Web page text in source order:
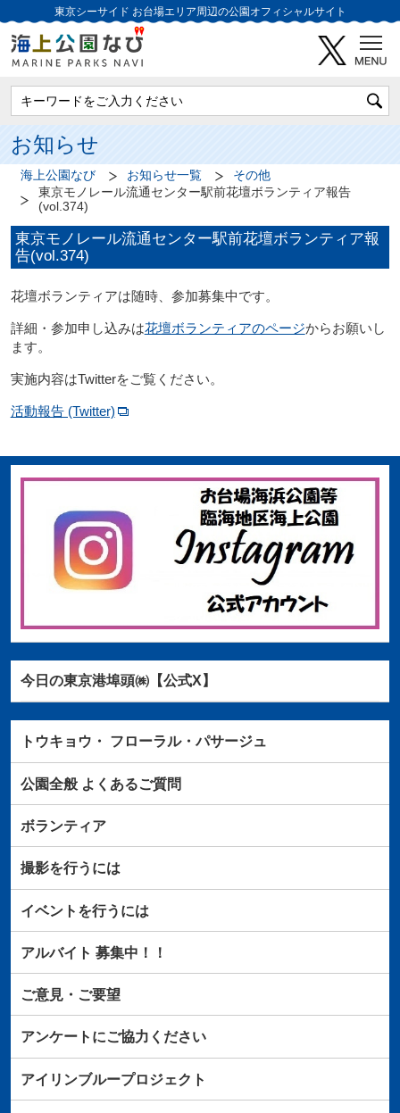
東京シーサイド お台場エリア周辺の公園オフィシャルサイト
お知らせ
海上公園なび お知らせ一覧
その他
東京モノレール流通センター駅前花壇ボランティア報告
(vol.374)
東京モノレール流通センター駅前花壇ボランティア報
告(vol.374)
花壇ボランティアは随時、参加募集中です。
詳細・参加申し込みは花壇ボランティアのページからお願いし
ます。
実施内容はTwitterをご覧ください。
活動報告 (Twitter)
今日の東京港埠頭㈱【公式X】
トウキョウ・ フローラル・パサージュ
公園全般よくあるご質問
ボランティア
撮影を行うには
イベントを行うには
アルバイト 募集中！！
ご意見・ご要望
アンケートにご協力ください
アイリンブループロジェクト